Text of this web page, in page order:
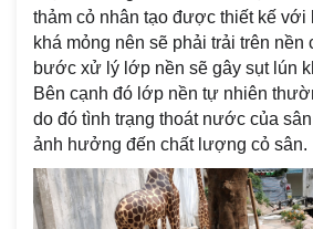
thảm cỏ nhân tạo được thiết kế với
khá mỏng nên sẽ phải trải trên nền
bước xử lý lớp nền sẽ gây sụt lún
Bên cạnh đó lớp nền tự nhiên
do đó tình trạng thoát nước của
ảnh hưởng đến chất lượng cỏ sân.